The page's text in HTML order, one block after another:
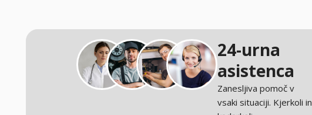
24-urna
asistenca
Zanesljiva pomoč v
vsaki situaciji. Kjerkoli in